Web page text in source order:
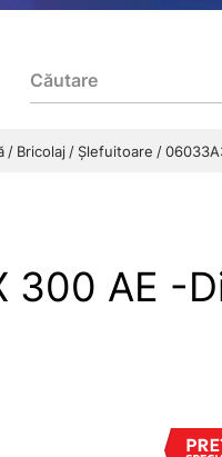
Bricolaj Șlefuitoare
AE -